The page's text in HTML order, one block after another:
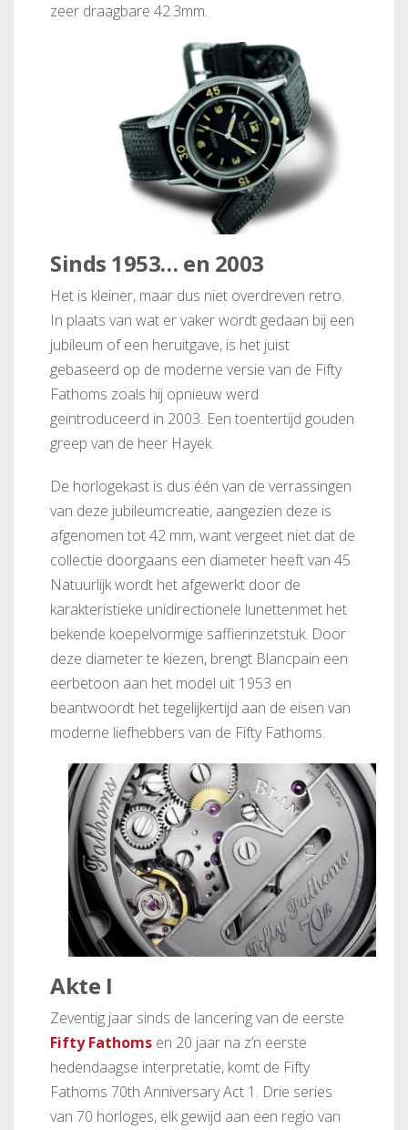
zeer draagbare 42.3mm.
Sinds 1953… en 2003
Het is kleiner, maar dus niet overdreven retro.
In plaats van wat er vaker wordt gedaan bij een
jubileum of een heruitgave, is het juist
gebaseerd op de moderne versie van de Fifty
Fathoms zoals hij opnieuw werd
geïntroduceerd in 2003. Een toentertijd gouden
greep van de heer Hayek.
De horlogekast is dus één van de verrassingen
van deze jubileumcreatie, aangezien deze is
afgenomen tot 42 mm, want vergeet niet dat de
collectie doorgaans een diameter heeft van 45.
Natuurlijk wordt het afgewerkt door de
karakteristieke unidirectionele lunettenmet het
bekende koepelvormige saffierinzetstuk. Door
deze diameter te kiezen, brengt Blancpain een
eerbetoon aan het model uit 1953 en
beantwoordt het tegelijkertijd aan de eisen van
moderne liefhebbers van de Fifty Fathoms.
Akte I
Zeventig jaar sinds de lancering van de eerste
Fifty Fathoms en 20 jaar na z’n eerste
hedendaagse interpretatie, komt de Fifty
Fathoms 70th Anniversary Act 1. Drie series
van 70 horloges, elk gewijd aan een regio van